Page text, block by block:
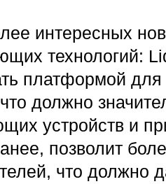
интересных
технологий:
платформой
должно
устройств и
позволит
что должно